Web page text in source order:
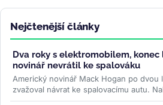
Nejčtenější články
Dva roky s elektromobilem,
novinář nevrátil ke spalováku
Americký novinář Mack Hogan po dvou
zvažoval návrat ke spalovacímu autu.
elektromobil...>>